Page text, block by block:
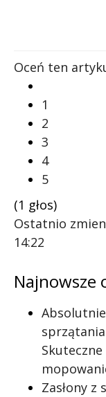
Oceń ten
1
2
3
4
5
(1 głos)
Ostatnio
14:22
Najnowsze
Zasłony